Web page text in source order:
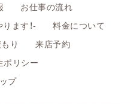
お仕事の流れ
ます！-
料金について
り
来店予約
ポリシー
プ